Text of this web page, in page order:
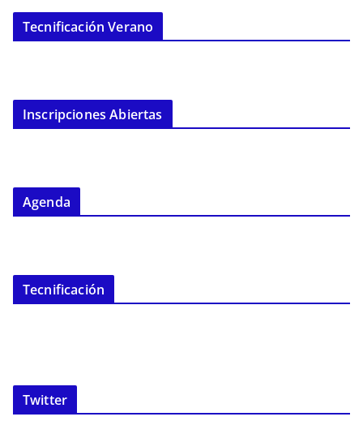
Tecnificación Verano
Inscripciones Abiertas
Agenda
Tecnificación
Twitter